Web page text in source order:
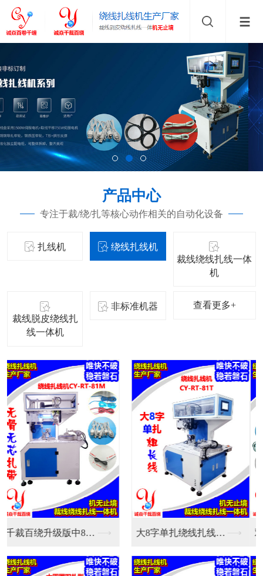
产品中心
专注于裁/绕/扎等核心动作相关的自动化设备
扎线机
绕线扎线机
裁线绕线扎线一体
机
裁线脱皮绕线扎
线一体机
非标准机器 查看更多+
双伺服新款全自动绕线... 大8字单扎绕线扎线机...